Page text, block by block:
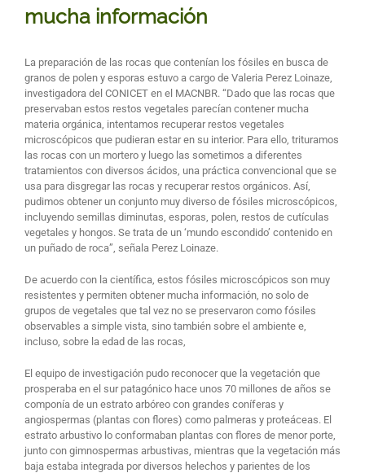
mucha información
La preparación de las rocas que contenían los fósiles en busca de
granos de polen y esporas estuvo a cargo de Valeria Perez Loinaze,
investigadora del CONICET en el MACNBR. “Dado que las rocas que
preservaban estos restos vegetales parecían contener mucha
materia orgánica, intentamos recuperar restos vegetales
microscópicos que pudieran estar en su interior. Para ello, trituramos
las rocas con un mortero y luego las sometimos a diferentes
tratamientos con diversos ácidos, una práctica convencional que se
usa para disgregar las rocas y recuperar restos orgánicos. Así,
pudimos obtener un conjunto muy diverso de fósiles microscópicos,
incluyendo semillas diminutas, esporas, polen, restos de cutículas
vegetales y hongos. Se trata de un ‘mundo escondido’ contenido en
un puñado de roca”, señala Perez Loinaze.
De acuerdo con la científica, estos fósiles microscópicos son muy
resistentes y permiten obtener mucha información, no solo de
grupos de vegetales que tal vez no se preservaron como fósiles
observables a simple vista, sino también sobre el ambiente e,
incluso, sobre la edad de las rocas,
El equipo de investigación pudo reconocer que la vegetación que
prosperaba en el sur patagónico hace unos 70 millones de años se
componía de un estrato arbóreo con grandes coníferas y
angiospermas (plantas con flores) como palmeras y proteáceas. El
estrato arbustivo lo conformaban plantas con flores de menor porte,
junto con gimnospermas arbustivas, mientras que la vegetación más
baja estaba integrada por diversos helechos y parientes de los